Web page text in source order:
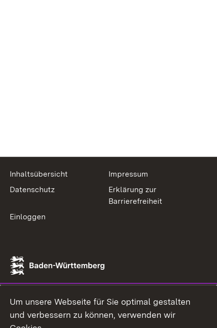
Inhaltsübersicht
Impressum
Datenschutz
Erklärung zur
Barrierefreiheit
Einloggen
Um unsere Webseite für Sie optimal gestalten
und verbessern zu können, verwenden wir